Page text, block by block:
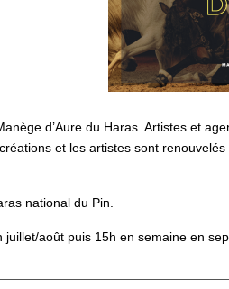
d’Aure du Haras. Artistes et
et les artistes sont
national du Pin.
août puis 15h en semaine en